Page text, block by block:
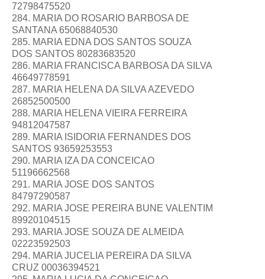
72798475520
284. MARIA DO ROSARIO BARBOSA DE
SANTANA 65068840530
285. MARIA EDNA DOS SANTOS SOUZA
DOS SANTOS 80283683520
286. MARIA FRANCISCA BARBOSA DA SILVA
46649778591
287. MARIA HELENA DA SILVA AZEVEDO
26852500500
288. MARIA HELENA VIEIRA FERREIRA
94812047587
289. MARIA ISIDORIA FERNANDES DOS
SANTOS 93659253553
290. MARIA IZA DA CONCEICAO
51196662568
291. MARIA JOSE DOS SANTOS
84797290587
292. MARIA JOSE PEREIRA BUNE VALENTIM
89920104515
293. MARIA JOSE SOUZA DE ALMEIDA
02223592503
294. MARIA JUCELIA PEREIRA DA SILVA
CRUZ 00036394521